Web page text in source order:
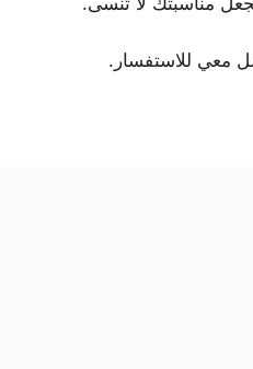
معي للاستفسار.